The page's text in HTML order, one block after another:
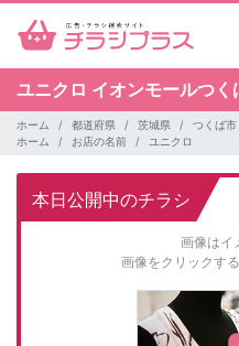
ユニクロ イオンモールつく
ホーム 都道府県 茨城県
つくば市
ホーム
お店の名前 ユニクロ
本日公開中のチラシ
画像はイ
画像をクリックす